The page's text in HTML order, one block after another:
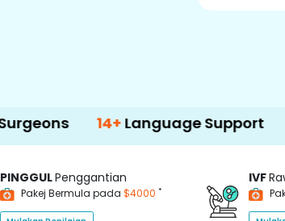
14+Language Support 500+
PINGGULPenggantian
Pakej Bermula pada $4000 *
IVF